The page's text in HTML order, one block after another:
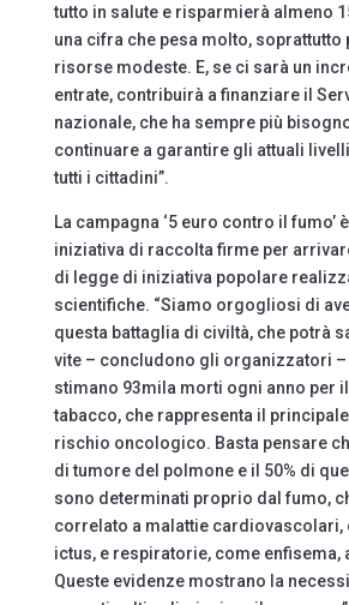
tutto in salute e risparmierà almeno
una cifra che pesa molto, soprattutto
risorse modeste. E, se ci sarà un
entrate, contribuirà a finanziare il
nazionale, che ha sempre più
continuare a garantire gli attuali
tutti i cittadini”.
La campagna ‘5 euro contro il fumo’
iniziativa di raccolta firme per
di legge di iniziativa popolare
scientifiche. “Siamo orgogliosi di
questa battaglia di civiltà, che potrà
vite – concludono gli organizzatori –
stimano 93mila morti ogni anno per
tabacco, che rappresenta il
rischio oncologico. Basta pensare
di tumore del polmone e il 50% di
sono determinati proprio dal fumo,
correlato a malattie cardiovascolari,
ictus, e respiratorie, come enfisema,
Queste evidenze mostrano la